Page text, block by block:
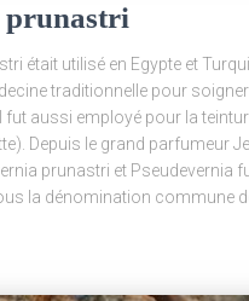
était utilisé en Egypte et
traditionnelle pour
fut aussi employé pour la
Depuis le grand parfumeur
prunastri et Pseudevernia
la dénomination commune